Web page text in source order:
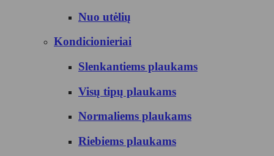
Nuo utėlių
Kondicionieriai
Slenkantiems plaukams
Visų tipų plaukams
Normaliems plaukams
Riebiems plaukams